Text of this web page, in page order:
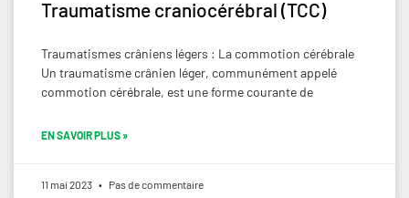
Traumatisme craniocérébral (TCC)
Traumatismes crâniens légers : La commotion cérébrale
Un traumatisme crânien léger, communément appelé
commotion cérébrale, est une forme courante de
EN SAVOIR PLUS »
11 mai 2023 Pas de commentaire